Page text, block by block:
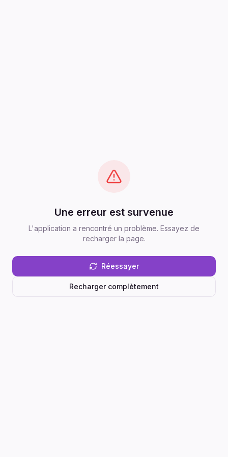
Une erreur est survenue
L'application a rencontré un problème. Essayez de
recharger la page.
Réessayer
Recharger complètement